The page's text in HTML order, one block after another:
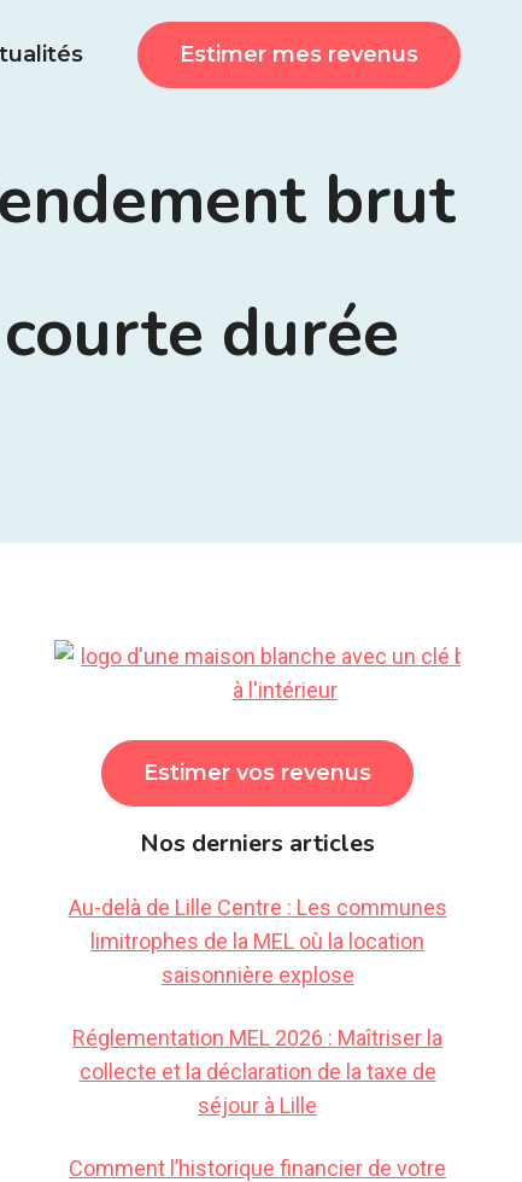
Estimer mes revenus
brut
durée
Estimer vos revenus
Nos derniers articles
Au-delà de Lille Centre : Les communes
limitrophes de la MEL où la location
saisonnière explose
Réglementation MEL 2026 : Maîtriser la
collecte et la déclaration de la taxe de
séjour à Lille
Comment l’historique financier de votre